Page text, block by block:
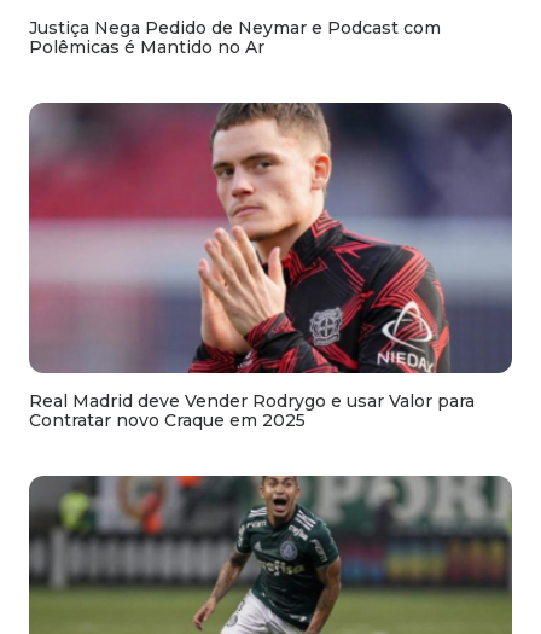
Justiça Nega Pedido de Neymar e Podcast com
Polêmicas é Mantido no Ar
Real Madrid deve Vender Rodrygo e usar Valor para
Contratar novo Craque em 2025